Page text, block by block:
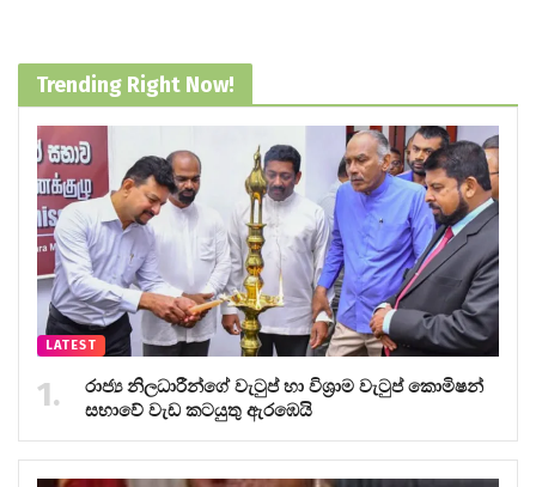
Trending Right Now!
LATEST
රාජ්‍ය නිලධාරීන්ගේ වැටුප් හා විශ්‍රාම වැටුප් කොමිෂන්
සභාවේ වැඩ කටයුතු ඇරඹෙයි